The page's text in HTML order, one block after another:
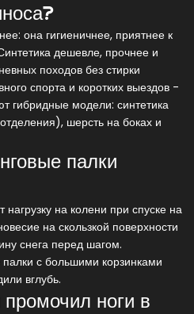
она гигиеничнее, приятнее к
дешевле, прочнее и
походов без стирки
спорта и коротких выездов -
гибридные модели: синтетика
шерсть на боках и
палки
на колени при спуске на
на скользкой поверхности
снега перед шагом.
с большими корзинками
вглубь.
ноги в